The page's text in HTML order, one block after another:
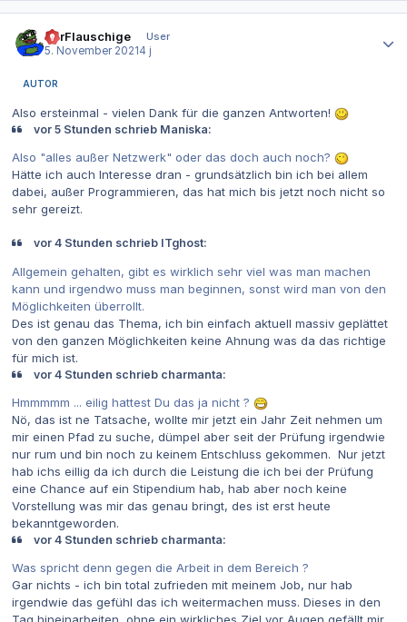
DerFlauschige
User
5. November 2021 4 j
AUTOR
Also ersteinmal - vielen Dank für die ganzen Antworten!
vor 5 Stunden schrieb Maniska:
Also "alles außer Netzwerk" oder das doch auch noch?
Hätte ich auch Interesse dran - grundsätzlich bin ich bei allem
dabei, außer Programmieren, das hat mich bis jetzt noch nicht so
sehr gereizt.
vor 4 Stunden schrieb ITghost:
Allgemein gehalten, gibt es wirklich sehr viel was man machen
kann und irgendwo muss man beginnen, sonst wird man von den
Möglichkeiten überrollt.
Des ist genau das Thema, ich bin einfach aktuell massiv geplättet
von den ganzen Möglichkeiten keine Ahnung was da das richtige
für mich ist.
vor 4 Stunden schrieb charmanta:
Hmmmmm ... eilig hattest Du das ja nicht ?
Nö, das ist ne Tatsache, wollte mir jetzt ein Jahr Zeit nehmen um
mir einen Pfad zu suche, dümpel aber seit der Prüfung irgendwie
nur rum und bin noch zu keinem Entschluss gekommen. Nur jetzt
hab ichs eillig da ich durch die Leistung die ich bei der Prüfung
eine Chance auf ein Stipendium hab, hab aber noch keine
Vorstellung was mir das genau bringt, des ist erst heute
bekanntgeworden.
vor 4 Stunden schrieb charmanta:
Was spricht denn gegen die Arbeit in dem Bereich ?
Gar nichts - ich bin total zufrieden mit meinem Job, nur hab
irgendwie das gefühl das ich weitermachen muss. Dieses in den